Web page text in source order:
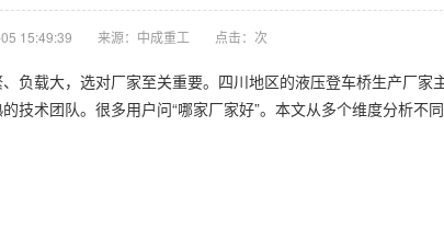
15:49:39 来源：中成重工 点击： 次
负载大，选对厂家至关重要。四川地区的液压登车桥生产厂家
技术团队。很多用户问“哪家厂家好”。本文从多个维度分析不